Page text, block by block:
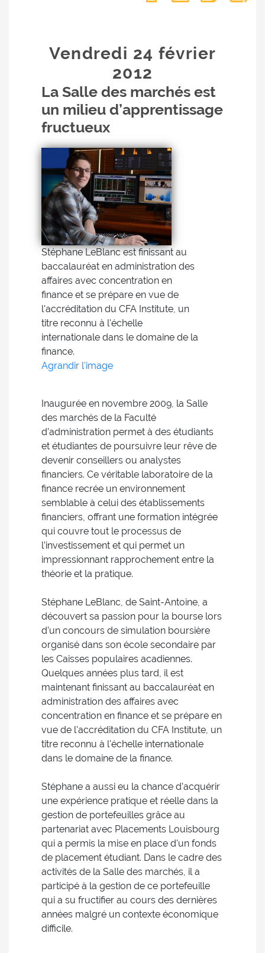
Vendredi 24février
2012
La Salle des marchés est
un milieu d’apprentissage
fructueux
Stéphane LeBlanc est finissant au
baccalauréat en administration des
affaires avec concentration en
finance et se prépare en vue de
l'accréditation du CFA Institute, un
titre reconnu à l'échelle
internationale dans le domaine de la
finance.
Agrandir l'image
Inaugurée en novembre 2009, la Salle
des marchés de la Faculté
d’administration permet à des étudiants
et étudiantes de poursuivre leur rêve de
devenir conseillers ou analystes
financiers. Ce véritable laboratoire de la
finance recrée un environnement
semblable à celui des établissements
financiers, offrant une formation intégrée
qui couvre tout le processus de
l’investissement et qui permet un
impressionnant rapprochement entre la
théorie et la pratique.
Stéphane LeBlanc, de Saint-Antoine, a
découvert sa passion pour la bourse lors
d’un concours de simulation boursière
organisé dans son école secondaire par
les Caisses populaires acadiennes.
Quelques années plus tard, il est
maintenant finissant au baccalauréat en
administration des affaires avec
concentration en finance et se prépare en
vue de l'accréditation du CFA Institute, un
titre reconnu à l'échelle internationale
dans le domaine de la finance.
Stéphane a aussi eu la chance d’acquérir
une expérience pratique et réelle dans la
gestion de portefeuilles grâce au
partenariat avec Placements Louisbourg
qui a permis la mise en place d'un fonds
de placement étudiant. Dans le cadre des
activités de la Salle des marchés, il a
participé à la gestion de ce portefeuille
qui a su fructifier au cours des dernières
années malgré un contexte économique
difficile.